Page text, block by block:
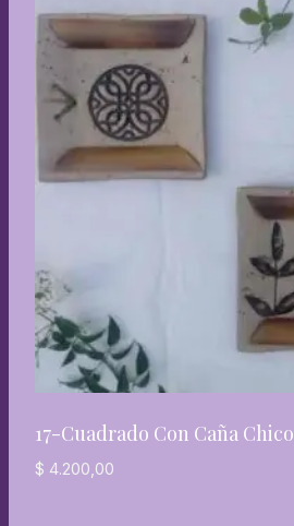
17-Cuadrado Con Caña Chico
$ 4.200,00